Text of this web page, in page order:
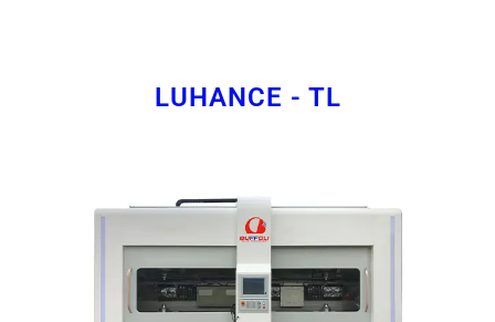
LUHANCE - TL